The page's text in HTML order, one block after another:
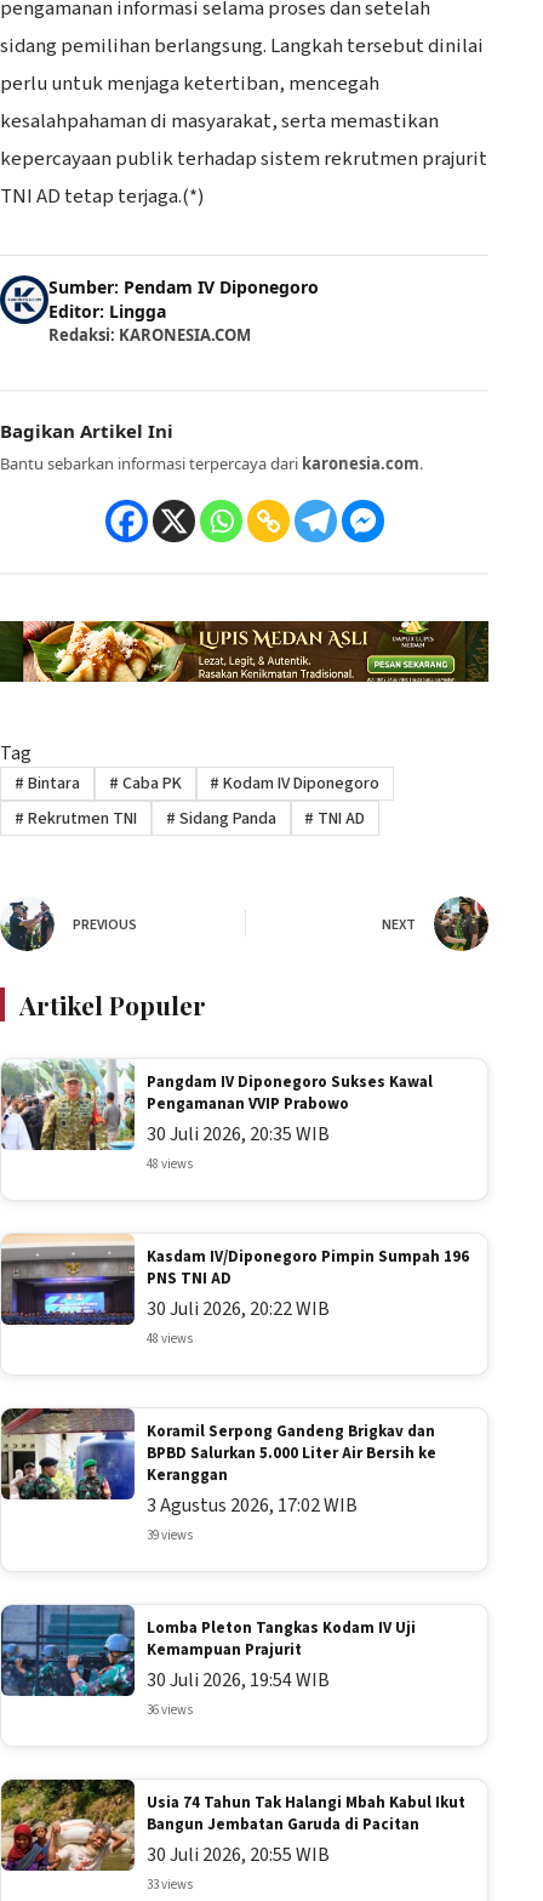
pengamanan informasi selama proses dan setelah
sidang pemilihan berlangsung. Langkah tersebut dinilai
perlu untuk menjaga ketertiban, mencegah
kesalahpahaman di masyarakat, serta memastikan
kepercayaan publik terhadap sistem rekrutmen prajurit
TNI AD tetap terjaga.(*)
Sumber: Pendam IV Diponegoro
Editor: Lingga
Redaksi: KARONESIA.COM
Bagikan Artikel Ini
Bantu sebarkan informasi terpercaya dari karonesia.com.
Tag
# Bintara # Caba PK # Kodam IV Diponegoro
# Rekrutmen TNI # Sidang Panda # TNI AD
PREVIOUS NEXT
Artikel Populer
Pangdam IV Diponegoro Sukses Kawal
Pengamanan VVIP Prabowo
30 Juli 2026, 20:35 WIB
48 views
Kasdam IV/Diponegoro Pimpin Sumpah 196
PNS TNI AD
30 Juli 2026, 20:22 WIB
48 views
Koramil Serpong Gandeng Brigkav dan
BPBD Salurkan 5.000 Liter Air Bersih ke
Keranggan
3 Agustus 2026, 17:02 WIB
39 views
Lomba Pleton Tangkas Kodam IV Uji
Kemampuan Prajurit
30 Juli 2026, 19:54 WIB
36 views
Usia 74 Tahun Tak Halangi Mbah Kabul Ikut
Bangun Jembatan Garuda di Pacitan
30 Juli 2026, 20:55 WIB
33 views